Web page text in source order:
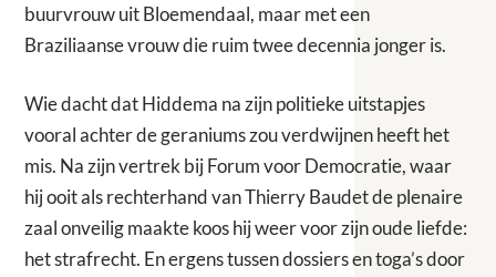
buurvrouw uit Bloemendaal, maar met een
Braziliaanse vrouw die ruim twee decennia jonger is.
Wie dacht dat Hiddema na zijn politieke uitstapjes
vooral achter de geraniums zou verdwijnen heeft het
mis. Na zijn vertrek bij Forum voor Democratie, waar
hij ooit als rechterhand van Thierry Baudet de plenaire
zaal onveilig maakte koos hij weer voor zijn oude liefde:
het strafrecht. En ergens tussen dossiers en toga’s door